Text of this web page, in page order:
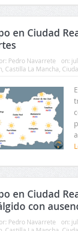
en Ciudad
Pedro Navarrete on:
, Castilla La Mancha,
en Ciudad
con
Pedro Navarrete on: